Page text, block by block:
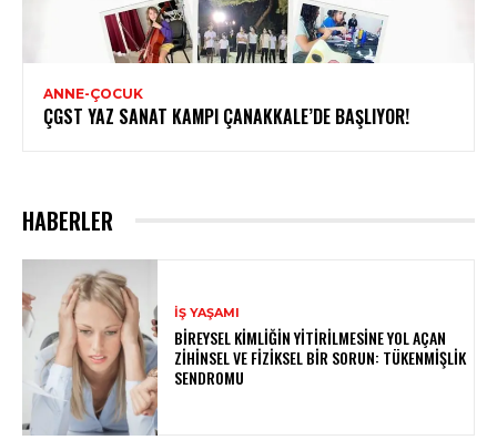
ANNE-ÇOCUK
ÇGST YAZ SANAT KAMPI ÇANAKKALE’DE BAŞLIYOR!
HABERLER
İŞ YAŞAMI
BIREYSEL KIMLIĞIN YITIRILMESINE YOL AÇAN
ZIHINSEL VE FIZIKSEL BIR SORUN: TÜKENMIŞLIK
SENDROMU